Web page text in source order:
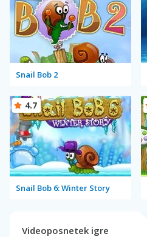
Snail Bob 2
Snail Bob 6: Winter Story
4.7
Videoposnetek igre